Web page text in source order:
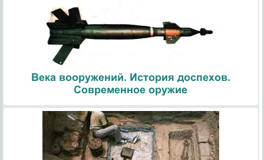
Века вооружений. История доспехов.
Современное оружие